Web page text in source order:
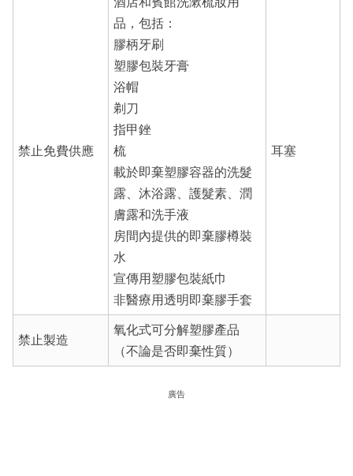
禁止免費供應
品，包括：
膠柄牙刷
塑膠包裝牙膏
浴帽
剃刀
指甲銼
梳
載於即棄塑膠容器的洗髮
露、沐浴露、護髮素、潤
膚露和洗手液
房間內提供的即棄膠樽裝
水
宣傳用塑膠包裝紙巾
非醫療用透明即棄膠手套
耳塞
禁止製造
氧化式可分解塑膠產品
（不論是否即棄性質）
廣告